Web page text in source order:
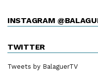
INSTAGRAM
TWITTER
Tweets by BalaguerTV